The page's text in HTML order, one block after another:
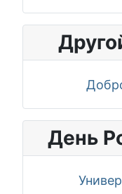
День